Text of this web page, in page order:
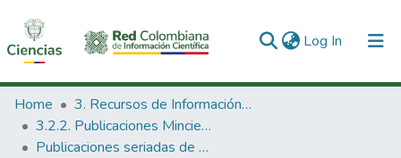
Log In (current)
Communities & Collections
All of DSpace
Home
3. Recursos de Información Científica y Tecnológica
3.2.2. Publicaciones Minciencias
Publicaciones seriadas de Minciencias